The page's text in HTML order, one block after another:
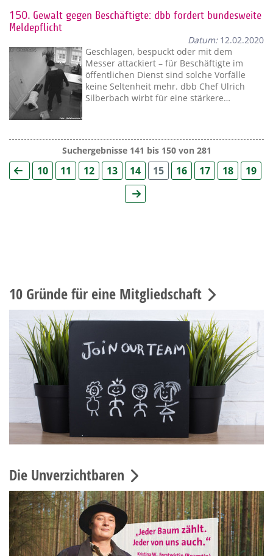
150. Gewalt gegen Beschäftigte: dbb fordert bundesweite
Meldepflicht
Datum:12.02.2020
Geschlagen, bespuckt oder mit dem
Messer attackiert – für Beschäftigte im
öffentlichen Dienst sind solche Vorfälle
keine Seltenheit mehr. dbb Chef Ulrich
Silberbach wirbt für eine stärkere…
Suchergebnisse 141 bis 150 von 281
10 11 12 13 14 15 16 17 18 19
10 Gründe für eine Mitgliedschaft
Die Unverzichtbaren